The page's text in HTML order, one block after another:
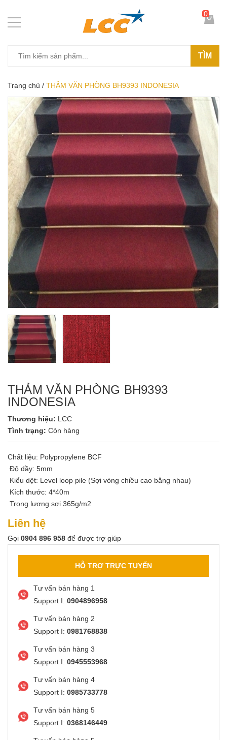
TÌM
0
Trang chủ / THẢM VĂN PHÒNG BH9393 INDONESIA
THẢM VĂN PHÒNG BH9393
INDONESIA
Thương hiệu: LCC
Tình trạng: Còn hàng
Chất liệu: Polypropylene BCF
Độ dầy: 5mm
Kiểu dệt: Level loop pile (Sợi vòng chiều cao bằng nhau)
Kích thước: 4*40m
Trọng lượng sợi 365g/m2
Liên hệ
Gọi 0904 896 958 để được trợ giúp
HỖ TRỢ TRỰC TUYẾN
Tư vấn bán hàng 1
Support I: 0904896958
Tư vấn bán hàng 2
Support I: 0981768838
Tư vấn bán hàng 3
Support I: 0945553968
Tư vấn bán hàng 4
Support I: 0985733778
Tư vấn bán hàng 5
Support I: 0368146449